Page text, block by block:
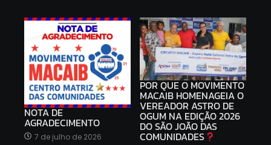
NOTA DE
AGRADECIMENTO
7 de julho de 2026
POR QUE O MOVIMENTO
MACAIB HOMENAGEIA O
VEREADOR ASTRO DE
OGUM NA EDIÇÃO 2026
DO SÃO JOÃO DAS
COMUNIDADES